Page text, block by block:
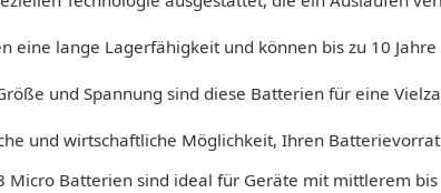
eine lange Lagerfähigkeit und können bis zu 10
und Spannung sind diese Batterien für eine
und wirtschaftliche Möglichkeit, Ihren
Micro Batterien sind ideal für Geräte mit mittlerem